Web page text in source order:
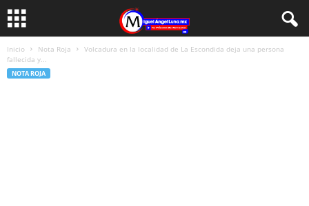
Inicio Nota Roja
Volcadura en la localidad de La Escondida deja una persona
fallecida y...
NOTA ROJA